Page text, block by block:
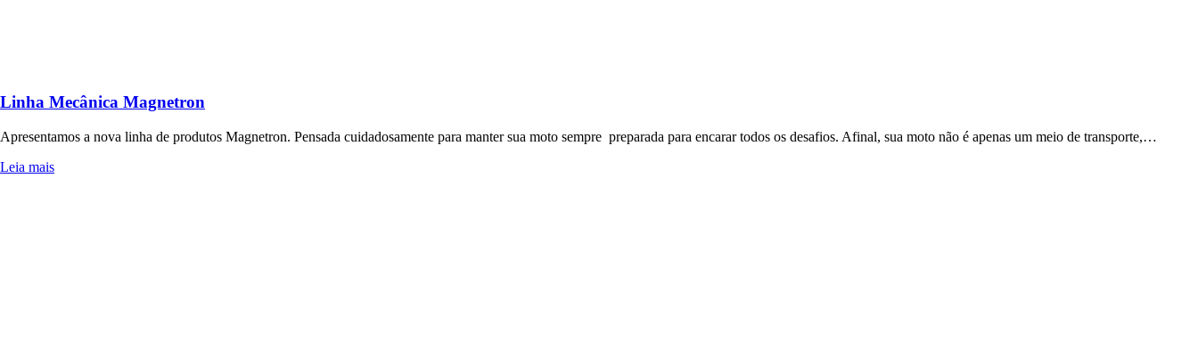
Linha Mecânica Magnetron
Apresentamos a nova linha de produtos Magnetron. Pensada cuidadosamente para manter sua moto sempre preparada para encarar todos os desafios. Afinal, sua moto não é apenas um meio de transporte,…
Leia mais